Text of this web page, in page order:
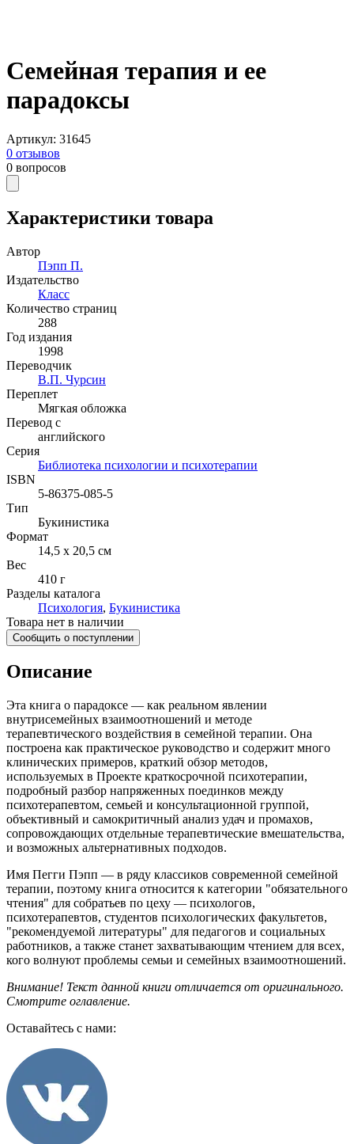
Семейная терапия и ее
парадоксы
Артикул: 31645
0 отзывов
0 вопросов
Характеристики товара
Автор
Пэпп П.
Издательство
Класс
Количество страниц
288
Год издания
1998
Переводчик
В.П. Чурсин
Переплет
Мягкая обложка
Перевод с
английского
Серия
Библиотека психологии и психотерапии
ISBN
5-86375-085-5
Тип
Букинистика
Формат
14,5 x 20,5 см
Вес
410 г
Разделы каталога
Психология, Букинистика
Товара нет в наличии
Сообщить о поступлении
Описание
Эта книга о парадоксе — как реальном явлении
внутрисемейных взаимоотношений и методе
терапевтического воздействия в семейной терапии. Она
построена как практическое руководство и содержит много
клинических примеров, краткий обзор методов,
используемых в Проекте краткосрочной психотерапии,
подробный разбор напряженных поединков между
психотерапевтом, семьей и консультационной группой,
объективный и самокритичный анализ удач и промахов,
сопровождающих отдельные терапевтические вмешательства,
и возможных альтернативных подходов.
Имя Пегги Пэпп — в ряду классиков современной семейной
терапии, поэтому книга относится к категории "обязательного
чтения" для собратьев по цеху — психологов,
психотерапевтов, студентов психологических факультетов,
"рекомендуемой литературы" для педагогов и социальных
работников, а также станет захватывающим чтением для всех,
кого волнуют проблемы семьи и семейных взаимоотношений.
Внимание! Текст данной книги отличается от оригинального.
Смотрите оглавление.
Оставайтесь с нами: